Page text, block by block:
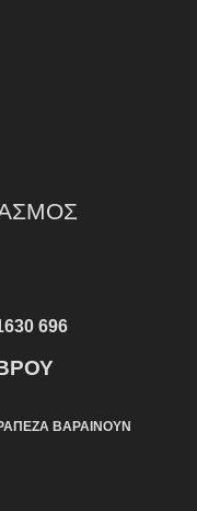
696
ΒΑΡΑΙΝΟΥΝ